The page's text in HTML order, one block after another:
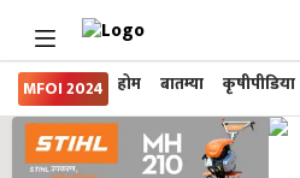
MFOI 2024 होम बातम्या कृषीपीडिया